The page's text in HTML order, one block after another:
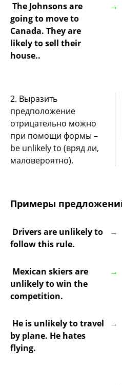
The Johnsons are
going to move to
Canada. They are
likely to sell their
house..
2. Выразить
предположение
отрицательно можно
при помощи формы –
be unlikely to (вряд ли,
маловероятно).
Примеры
Drivers are unlikely to
follow this rule.
Mexican skiers are
unlikely to win the
competition.
He is unlikely to travel
by plane. He hates
flying.